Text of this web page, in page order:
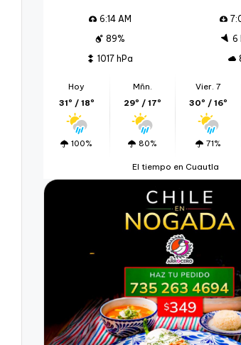
6:14 AM
89%
6
1017 hPa
Hoy
31º / 18º
100%
Mñn.
29º / 17º
80%
Vier. 7
30º / 16º
71%
El tiempo en Cuautla